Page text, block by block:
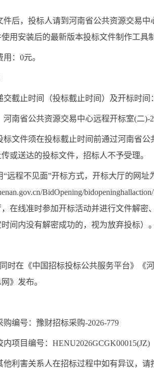
件后，投标人请到河南省公共资源交易
用安装后的最新版本投标文件制作工具
：0元。
交截止时间（投标截止时间）及开标时间
河南省公共资源交易中心远程开标室(二)-2
标文件须在投标截止时间前通过河南省公
或送达的投标文件，招标人不予受理。
“远程不见面”开标方式，开标大厅的网址
BidOpening/
在线准时参加开标活动并进行文件解
间内没有解密成功的，视为放弃投标）
时在《中国招标投标公共服务平台》《
》发布。
购编号：豫财招标采购-2026-779
内项目编号：HENU2026GCGK00015(JZ)
他利害关系人在招标过程中如有异议，